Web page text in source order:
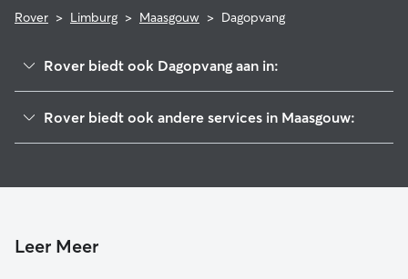
Rover > Limburg > Maasgouw > Dagopvang
Rover biedt ook Dagopvang aan in:
Echt-Susteren
Weert
Rover biedt ook andere services in Maasgouw:
Leer Meer